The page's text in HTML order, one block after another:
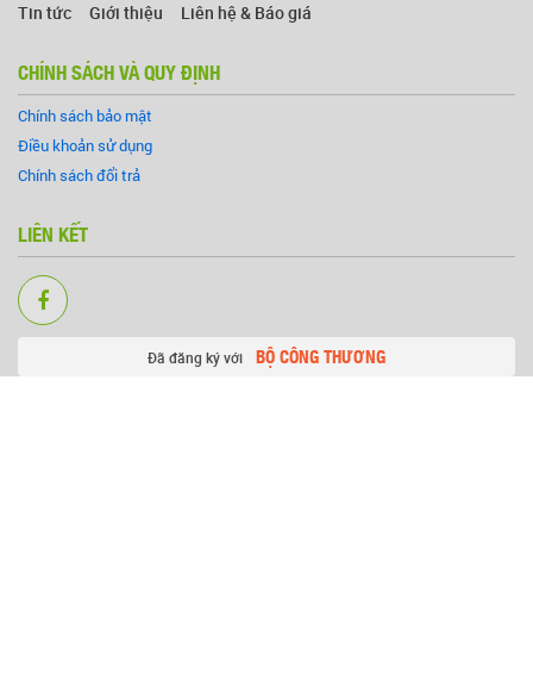
Tin tức
Giới thiệu Liên hệ & Báo giá
CHÍNH SÁCH VÀ QUY ĐỊNH
Chính sách bảo mật
Điều khoản sử dụng
Chính sách đổi trả
LIÊN KẾT
Đã đăng ký với BỘ CÔNG THƯƠNG